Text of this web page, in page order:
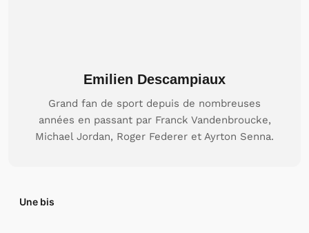
Emilien Descampiaux
Grand fan de sport depuis de nombreuses
années en passant par Franck Vandenbroucke,
Michael Jordan, Roger Federer et Ayrton Senna.
Une bis